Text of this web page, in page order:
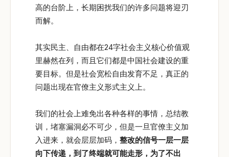
高的台阶上，长期困扰我们的许多问题将迎刃
而解。
其实民主、自由都在24字社会主义核心价值观
里赫然在列，而且它们都是中国社会建设的重
要目标。但是社会宽松自由发育不足，真正的
问题出现在官僚主义形式主义上。
我们的社会上难免出各种各样的事情，总结教
训，堵塞漏洞必不可少，但是一旦官僚主义加
入进来，就会层层加码， 整改的信号一层一层
向下传递，到了终端就可能走形，为了不出